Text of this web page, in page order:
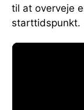
til at overveje
starttidspunkt.